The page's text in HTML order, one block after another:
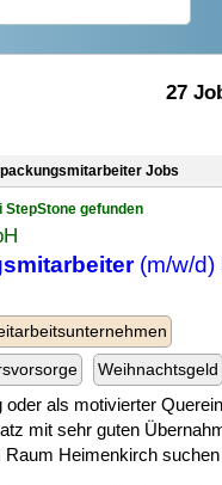
27
Jobs
StepStone gefunden
(m/w/d)
Weihnachtsgeld
oder als motivierter
mit sehr guten
Raum Heimenkirch